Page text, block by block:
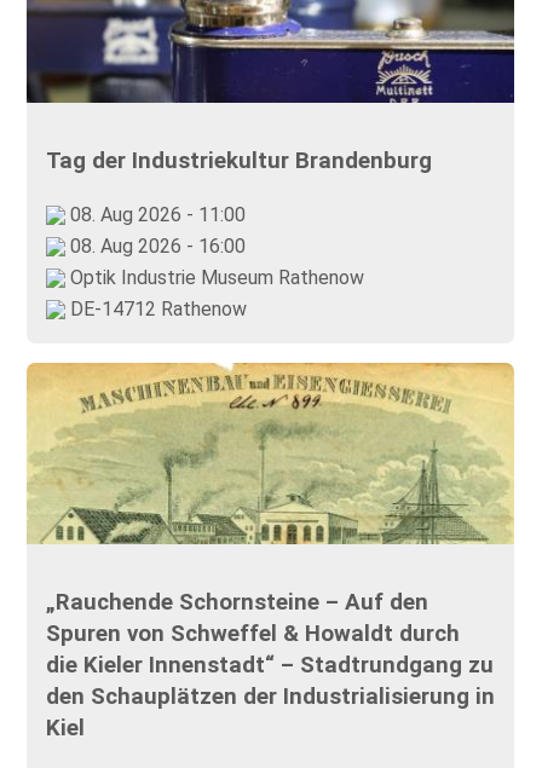
Tag der Industriekultur Brandenburg
08. Aug 2026 - 11:00
08. Aug 2026 - 16:00
Optik Industrie Museum Rathenow
DE-14712 Rathenow
„Rauchende Schornsteine – Auf den
Spuren von Schweffel & Howaldt durch
die Kieler Innenstadt“ – Stadtrundgang zu
den Schauplätzen der Industrialisierung in
Kiel